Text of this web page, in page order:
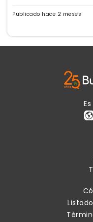
Publicado hace 2 meses